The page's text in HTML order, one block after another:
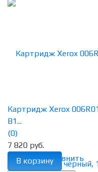
избранное сравнить
Картридж Xerox
B1...
(0)
7 820 руб.
В корзину